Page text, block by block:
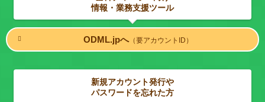
情報・業務支援ツール
ODML.jpへ（要アカウントID）
新規アカウント発行や
パスワードを忘れた方